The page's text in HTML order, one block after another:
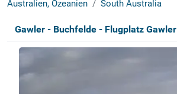
Australien, Ozeanien South Australia
Gawler - Buchfelde - Flugplatz Gawler